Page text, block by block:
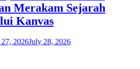
Merakam Sejarah
Kanvas
2026July 28, 2026